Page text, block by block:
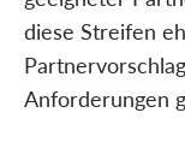
diese Streifen
Anforderungen